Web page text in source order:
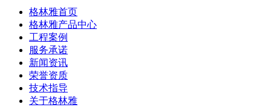
格林雅首页
格林雅产品中心
工程案例
服务承诺
新闻资讯
荣誉资质
技术指导
关于格林雅